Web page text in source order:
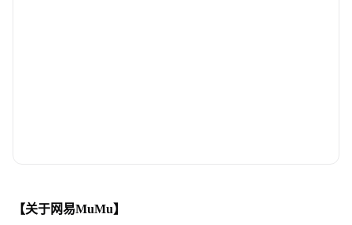
【关于网易MuMu】